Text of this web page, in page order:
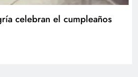
celebran el cumpleaños